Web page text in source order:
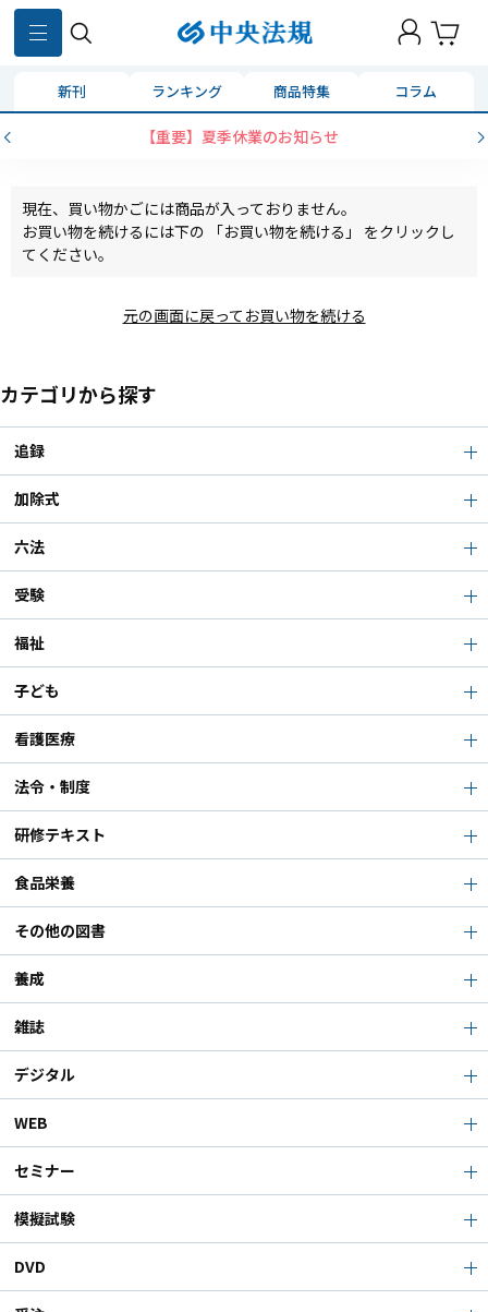
新刊 ランキング 商品特集 コラム
【重要】夏季休業のお知らせ
現在、買い物かごには商品が入っておりません。
お買い物を続けるには下の 「お買い物を続ける」 をクリックし
てください。
元の画面に戻ってお買い物を続ける
カテゴリから探す
追録
加除式
六法
受験
福祉
子ども
看護医療
法令・制度
研修テキスト
食品栄養
その他の図書
養成
雑誌
デジタル
WEB
セミナー
模擬試験
DVD